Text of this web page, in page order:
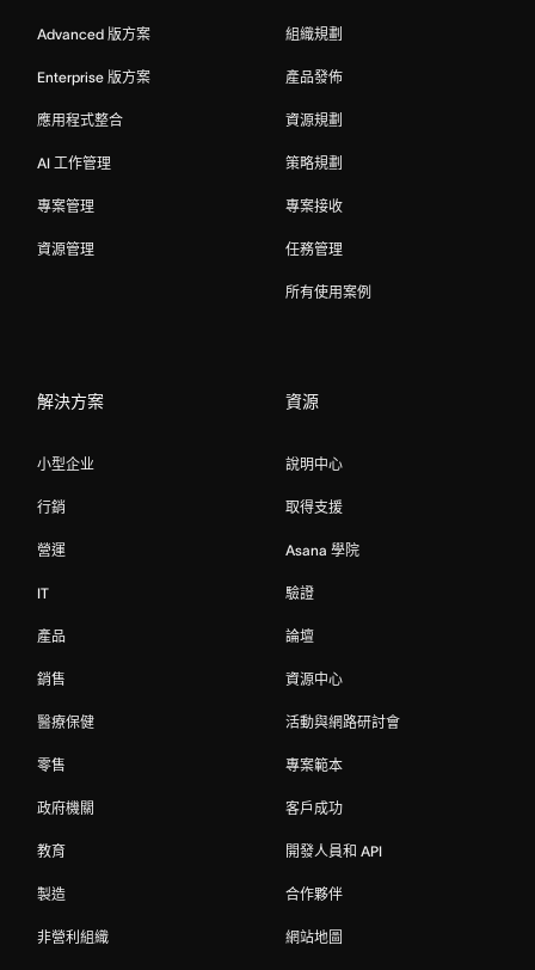
Advanced 版方案
Enterprise 版方案
應用程式整合
AI 工作管理
專案管理
資源管理
組織規劃
產品發佈
資源規劃
策略規劃
專案接收
任務管理
所有使用案例
解決方案
小型企业
行銷
營運
IT
產品
銷售
醫療保健
零售
政府機關
教育
製造
非營利組織
資源
說明中心
取得支援
Asana 學院
驗證
論壇
資源中心
活動與網路研討會
專案範本
客戶成功
開發人員和 API
合作夥伴
網站地圖